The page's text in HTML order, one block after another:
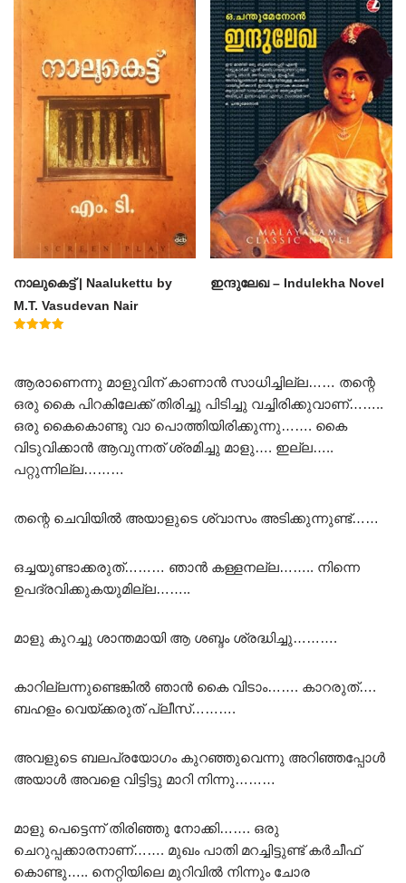
നാലുകെട്ട് | Naalukettu by
M.T. Vasudevan Nair
ഇന്ദുലേഖ – Indulekha Novel
ആരാണെന്നു മാളുവിന്‌ കാണാൻ സാധിച്ചില്ല…… തന്റെ
ഒരു കൈ പിറകിലേക്ക് തിരിച്ചു പിടിച്ചു വച്ചിരിക്കുവാണ്……..
ഒരു കൈകൊണ്ടു വാ പൊത്തിയിരിക്കുന്നു……. കൈ
വിടുവിക്കാൻ ആവുന്നത് ശ്രമിച്ചു മാളു…. ഇല്ല…..
പറ്റുന്നില്ല………
തന്റെ ചെവിയിൽ അയാളുടെ ശ്വാസം അടിക്കുന്നുണ്ട്……
ഒച്ചയുണ്ടാക്കരുത്……… ഞാൻ കള്ളനല്ല…….. നിന്നെ
ഉപദ്രവിക്കുകയുമില്ല……..
മാളു കുറച്ചു ശാന്തമായി ആ ശബ്ദം ശ്രദ്ധിച്ചു……….
കാറില്ലന്നുണ്ടെങ്കിൽ ഞാൻ കൈ വിടാം……. കാറരുത്….
ബഹളം വെയ്ക്കരുത് പ്ലീസ്……….
അവളുടെ ബലപ്രയോഗം കുറഞ്ഞുവെന്നു അറിഞ്ഞപ്പോൾ
അയാൾ അവളെ വിട്ടിട്ടു മാറി നിന്നു………
മാളു പെട്ടെന്ന് തിരിഞ്ഞു നോക്കി……. ഒരു
ചെറുപ്പക്കാരനാണ്……. മുഖം പാതി മറച്ചിട്ടുണ്ട് കർചീഫ്
കൊണ്ടു….. നെറ്റിയിലെ മുറിവിൽ നിന്നും ചോര